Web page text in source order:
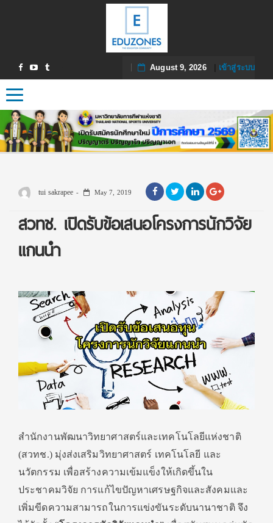
August 9, 2026| เข้าสู่ระบบ
Toggle navigation
tui sakrapee May 7, 2019
สวทช. เปิดรับข้อเสนอโครงการนักวิจัย
แกนนำ
สำนักงานพัฒนาวิทยาศาสตร์และเทคโนโลยีแห่งชาติ
(สวทช.) มุ่งส่งเสริมวิทยาศาสตร์ เทคโนโลยี และ
นวัตกรรม เพื่อสร้างความเข้มแข็งให้เกิดขึ้นใน
ประชาคมวิจัย การแก้ไขปัญหาเศรษฐกิจและสังคมและ
เพิ่มขีดความสามารถในการแข่งขันระดับนานาชาติ จึง